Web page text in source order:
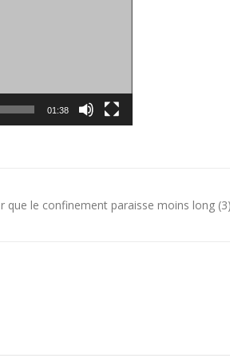
01:38
que le confinement paraisse moins long